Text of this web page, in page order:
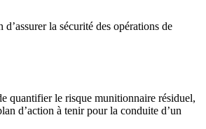
la sécurité des opérations de
quantifier le risque munitionnaire résiduel,
d’action à tenir pour la conduite d’un